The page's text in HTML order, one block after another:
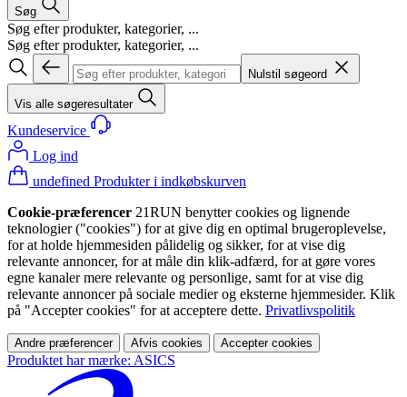
Søg
Søg efter produkter, kategorier, ...
Søg efter produkter, kategorier, ...
Nulstil søgeord
Vis alle søgeresultater
Kundeservice
Log ind
undefined Produkter i indkøbskurven
Cookie-præferencer 21RUN benytter cookies og lignende
teknologier ("cookies") for at give dig en optimal brugeroplevelse,
for at holde hjemmesiden pålidelig og sikker, for at vise dig
relevante annoncer, for at måle din klik-adfærd, for at gøre vores
egne kanaler mere relevante og personlige, samt for at vise dig
relevante annoncer på sociale medier og eksterne hjemmesider. Klik
på "Accepter cookies" for at acceptere dette. Privatlivspolitik
Andre præferencer Afvis cookies Accepter cookies
Produktet har mærke: ASICS